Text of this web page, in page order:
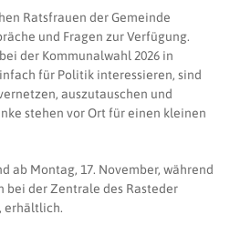
Ratsfrauen der Gemeinde
und Fragen zur Verfügung.
der Kommunalwahl 2026 in
für Politik interessieren, sind
auszutauschen und
stehen vor Ort für einen kleinen
ab Montag, 17. November, während
bei der Zentrale des Rasteder
erhältlich.